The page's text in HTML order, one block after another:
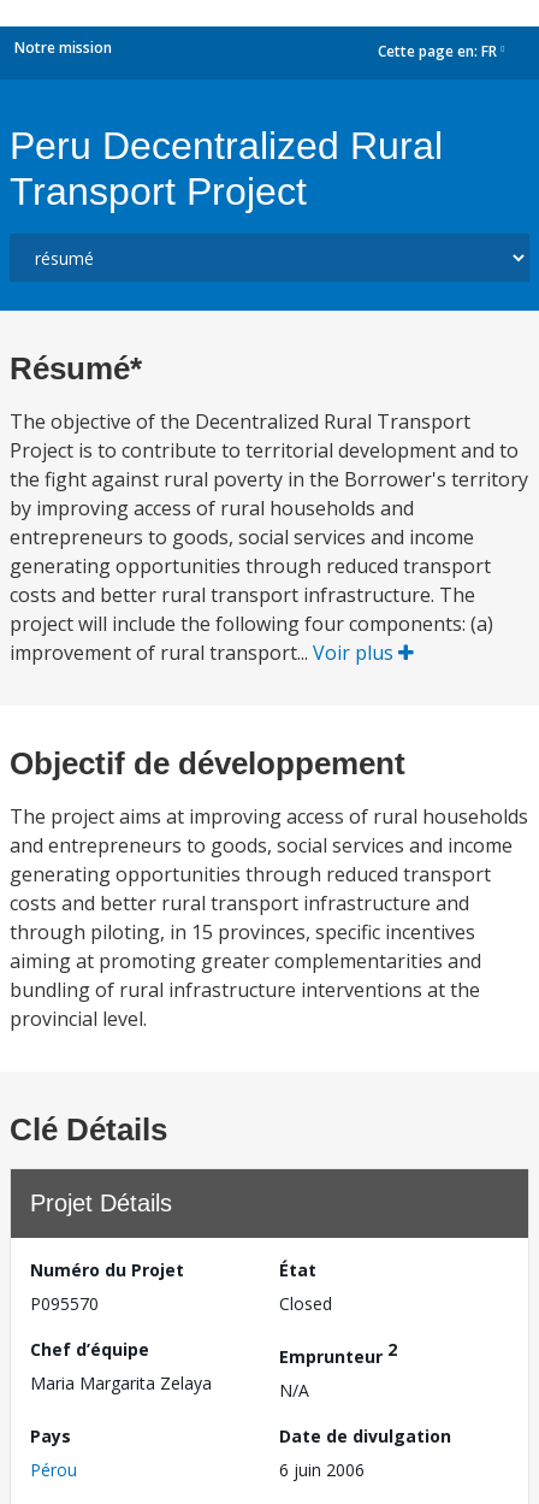
Notre mission Cette page en: FR
Peru Decentralized Rural
Transport Project
Résumé*
The objective of the Decentralized Rural Transport
Project is to contribute to territorial development and to
the fight against rural poverty in the Borrower's territory
by improving access of rural households and
entrepreneurs to goods, social services and income
generating opportunities through reduced transport
costs and better rural transport infrastructure. The
project will include the following four components: (a)
improvement of rural transport... Voir plus
Objectif de développement
The project aims at improving access of rural households
and entrepreneurs to goods, social services and income
generating opportunities through reduced transport
costs and better rural transport infrastructure and
through piloting, in 15 provinces, specific incentives
aiming at promoting greater complementarities and
bundling of rural infrastructure interventions at the
provincial level.
Clé Détails
Projet Détails
Numéro du Projet
P095570
État
Closed
Chef d’équipe
Maria Margarita Zelaya
Emprunteur 2
N/A
Pays
Pérou
Date de divulgation
6 juin 2006